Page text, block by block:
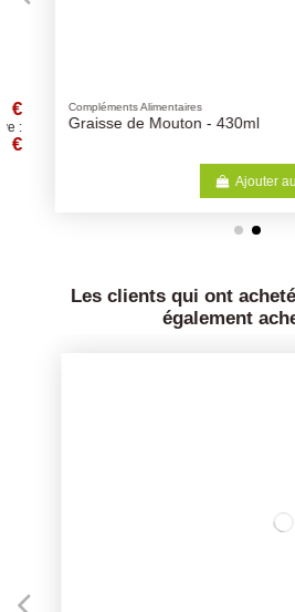
Compléments Alimentaires
Graisse de Mouton - 430ml
Ajouter au
Les clients qui ont
également